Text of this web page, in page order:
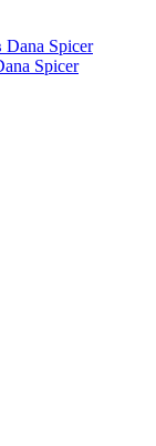
Dana Spicer
Spicer